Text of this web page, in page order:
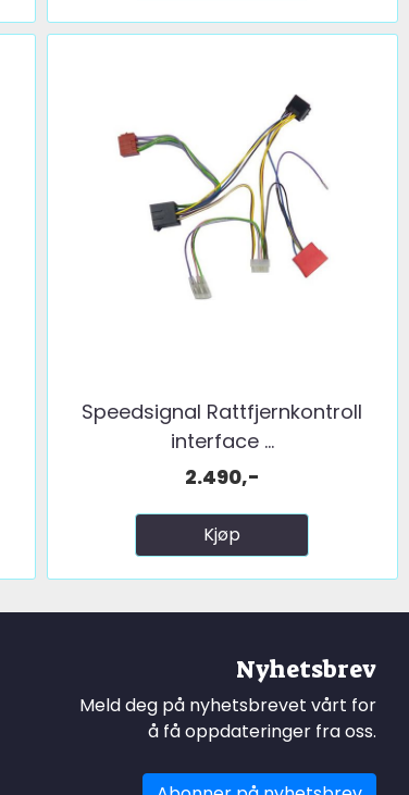
Speedsignal Rattfjernkontroll
interface ...
2.490,-
Kjøp
Nyhetsbrev
Meld deg på nyhetsbrevet vårt for
å få oppdateringer fra oss.